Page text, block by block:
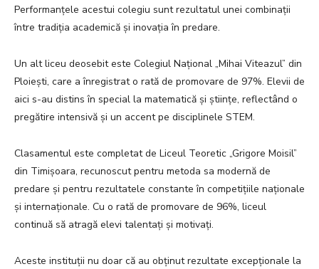
Performanțele acestui colegiu sunt rezultatul unei combinații
între tradiția academică și inovația în predare.
Un alt liceu deosebit este Colegiul Național „Mihai Viteazul” din
Ploiești, care a înregistrat o rată de promovare de 97%. Elevii de
aici s-au distins în special la matematică și științe, reflectând o
pregătire intensivă și un accent pe disciplinele STEM.
Clasamentul este completat de Liceul Teoretic „Grigore Moisil”
din Timișoara, recunoscut pentru metoda sa modernă de
predare și pentru rezultatele constante în competițiile naționale
și internaționale. Cu o rată de promovare de 96%, liceul
continuă să atragă elevi talentați și motivați.
Aceste instituții nu doar că au obținut rezultate excepționale la